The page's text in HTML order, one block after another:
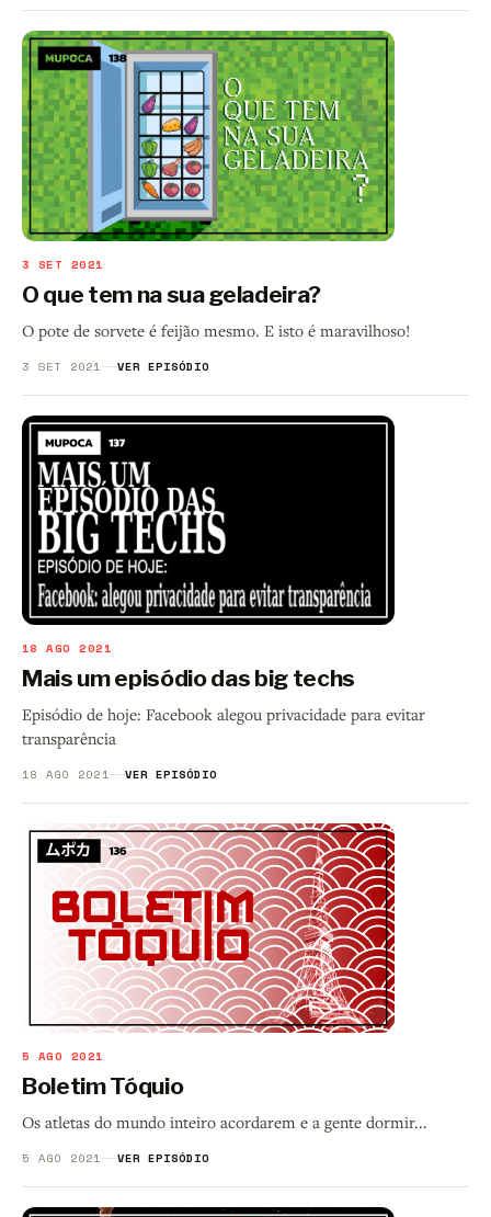
3 SET 2021
O que tem na sua geladeira?
O pote de sorvete é feijão mesmo. E isto é maravilhoso!
3 SET 2021 VER EPISÓDIO
18 AGO 2021
Mais um episódio das big techs
Episódio de hoje: Facebook alegou privacidade para evitar
transparência
18 AGO 2021 VER EPISÓDIO
5 AGO 2021
Boletim Tóquio
Os atletas do mundo inteiro acordarem e a gente dormir...
5 AGO 2021 VER EPISÓDIO